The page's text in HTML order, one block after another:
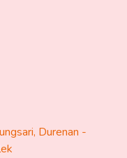
Durenan -